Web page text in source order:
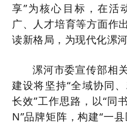
享”为核心目标，在活
广、人才培育等方面作
读新格局，为现代化漯
漯河市委宣传部相
建设将坚持“全域协同
长效”工作思路，以“同
N”品牌矩阵，构建“一